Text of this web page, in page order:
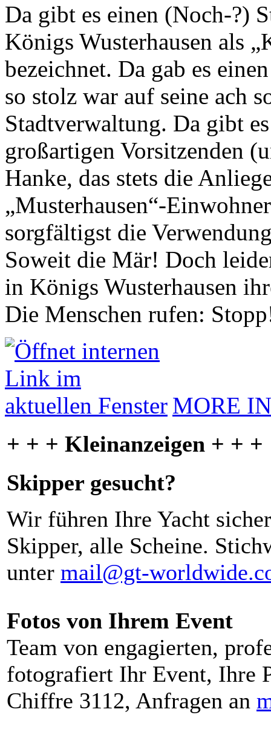
Da gibt es einen (Noch-?)
Königs Wusterhausen als
bezeichnet. Da gab es
so stolz war auf seine ach
Stadtverwaltung. Da gibt
großartigen Vorsitzenden
Hanke, das stets die
„Musterhausen“-
sorgfältigst die
Soweit die Mär! Doch
in Königs Wusterhausen
Die Menschen rufen:
MORE
+ + + Kleinanzeigen + + +
Skipper gesucht?
Wir führen Ihre Yacht
Skipper, alle Scheine.
unter mail@gt-
Fotos von Ihrem Event
Team von engagierten,
fotografiert Ihr Event, Ihre
Chiffre 3112, Anfragen an